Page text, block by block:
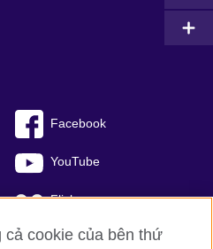
Facebook
YouTube
Flickr
TikTok
cả cookie của bên thứ